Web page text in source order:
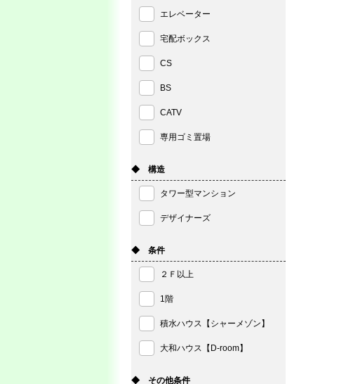
エレベーター
宅配ボックス
CS
BS
CATV
専用ゴミ置場
◆ 構造
タワー型マンション
デザイナーズ
◆ 条件
２Ｆ以上
1階
積水ハウス【シャーメゾン】
大和ハウス【D-room】
◆ その他条件